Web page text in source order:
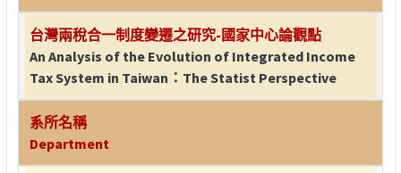
台灣兩稅合一制度變遷之研究-國家中心論觀點
An Analysis of the Evolution of Integrated Income
Tax System in Taiwan：The Statist Perspective
系所名稱
Department